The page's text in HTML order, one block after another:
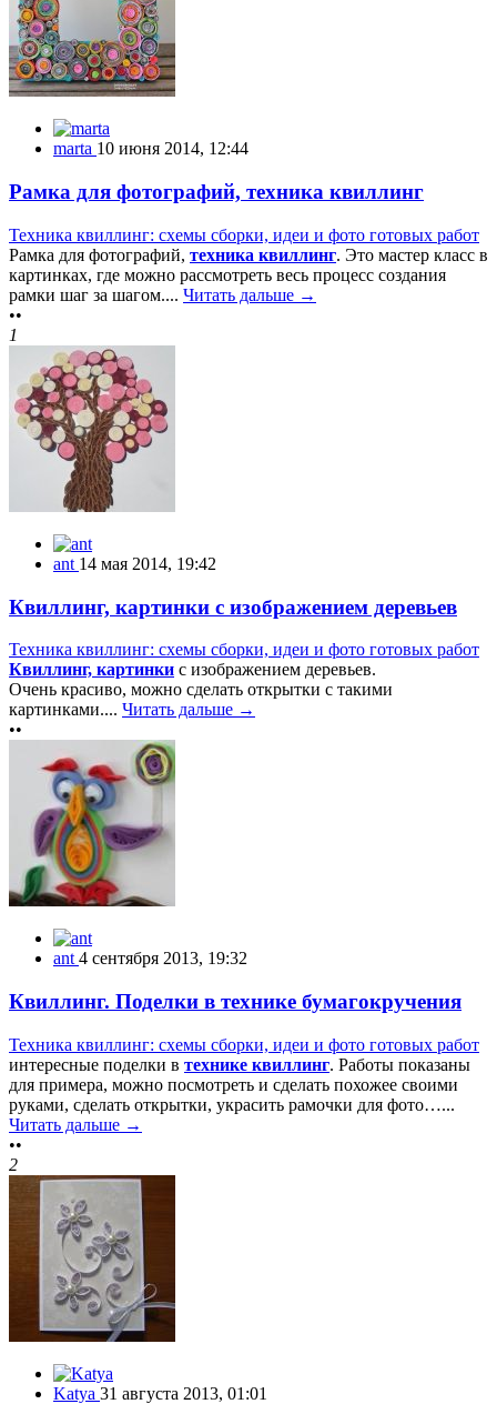
marta 10 июня 2014, 12:44
Рамка для фотографий, техника квиллинг
Техника квиллинг: схемы сборки, идеи и фото готовых работ
Рамка для фотографий, техника квиллинг. Это мастер класс в
картинках, где можно рассмотреть весь процесс создания
рамки шаг за шагом.... Читать дальше →
••
1
ant 14 мая 2014, 19:42
Квиллинг, картинки с изображением деревьев
Техника квиллинг: схемы сборки, идеи и фото готовых работ
Квиллинг, картинки с изображением деревьев.
Очень красиво, можно сделать открытки с такими
картинками.... Читать дальше →
••
ant 4 сентября 2013, 19:32
Квиллинг. Поделки в технике бумагокручения
Техника квиллинг: схемы сборки, идеи и фото готовых работ
интересные поделки в технике квиллинг. Работы показаны
для примера, можно посмотреть и сделать похожее своими
руками, сделать открытки, украсить рамочки для фото…...
Читать дальше →
••
2
Katya 31 августа 2013, 01:01